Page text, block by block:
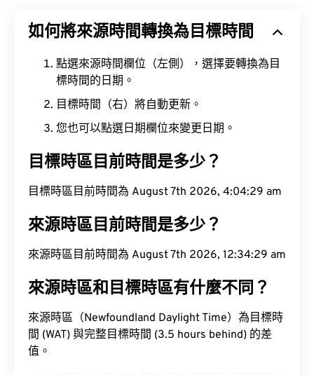
如何將來源時間轉換為目標時間
點選來源時間欄位（左側），選擇要轉換為目
標時間的日期。
目標時間（右）將自動更新。
您也可以點選日期欄位來變更日期。
目標時區目前時間是多少？
目標時區目前時間為 August 7th 2026, 4:04:29 am
來源時區目前時間是多少？
來源時區目前時間為 August 7th 2026, 12:34:29 am
來源時區和目標時區有什麼不同？
來源時區（Newfoundland Daylight Time）為目標時
間 (WAT) 與完整目標時間 (3.5 hours behind) 的差
值。